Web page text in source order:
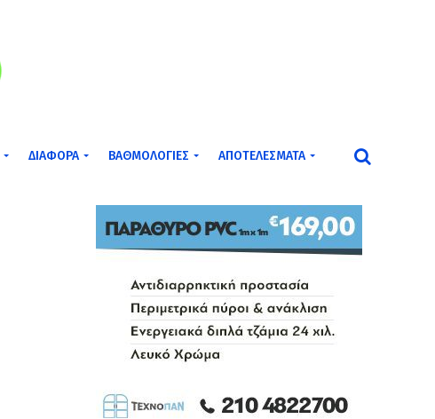
ΔΙΆΦΟΡΑ ΒΑΘΜΟΛΟΓΊΕΣ ΑΠΟΤΕΛΈΣΜΑΤΑ